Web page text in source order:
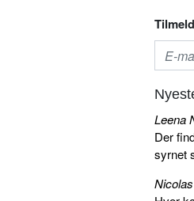
Leena
Der
syrnet
Nicolas